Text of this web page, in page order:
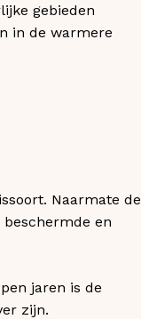
gebieden
in de warmere
Naarmate de
en
jaren is de
zijn.